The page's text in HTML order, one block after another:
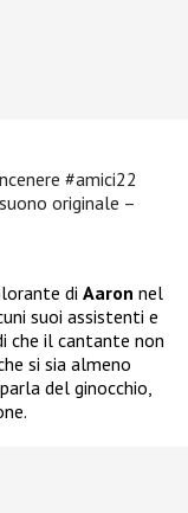
#amici22
originale –
di Aaron nel
suoi assistenti e
che il cantante non
si sia almeno
del ginocchio,